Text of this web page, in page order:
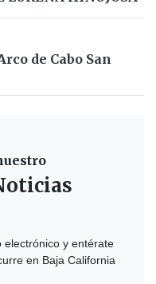
de Cabo San
electrónico y entérate
en Baja California